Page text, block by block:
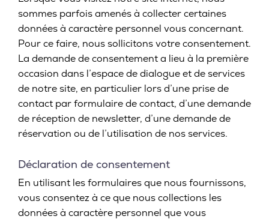
sommes parfois amenés à collecter certaines
données à caractère personnel vous concernant.
Pour ce faire, nous sollicitons votre consentement.
La demande de consentement a lieu à la première
occasion dans l’espace de dialogue et de services
de notre site, en particulier lors d’une prise de
contact par formulaire de contact, d’une demande
de réception de newsletter, d’une demande de
réservation ou de l’utilisation de nos services.
Déclaration de consentement
En utilisant les formulaires que nous fournissons,
vous consentez à ce que nous collections les
données à caractère personnel que vous